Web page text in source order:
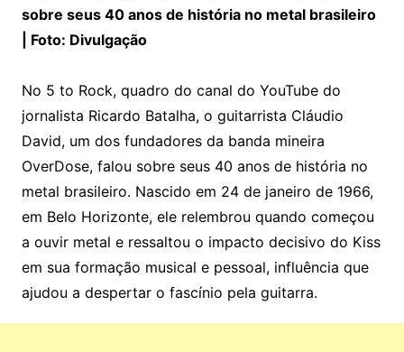
sobre seus 40 anos de história no metal brasileiro
| Foto: Divulgação
No 5 to Rock, quadro do canal do YouTube do
jornalista Ricardo Batalha, o guitarrista Cláudio
David, um dos fundadores da banda mineira
OverDose, falou sobre seus 40 anos de história no
metal brasileiro. Nascido em 24 de janeiro de 1966,
em Belo Horizonte, ele relembrou quando começou
a ouvir metal e ressaltou o impacto decisivo do Kiss
em sua formação musical e pessoal, influência que
ajudou a despertar o fascínio pela guitarra.